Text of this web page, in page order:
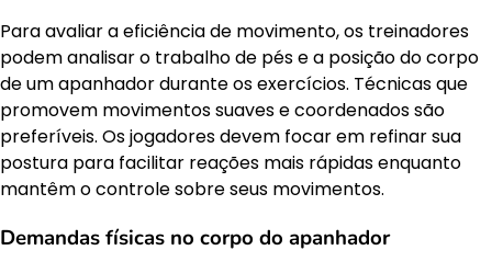
Para avaliar a eficiência de movimento, os treinadores
podem analisar o trabalho de pés e a posição do corpo
de um apanhador durante os exercícios. Técnicas que
promovem movimentos suaves e coordenados são
preferíveis. Os jogadores devem focar em refinar sua
postura para facilitar reações mais rápidas enquanto
mantêm o controle sobre seus movimentos.
Demandas físicas no corpo do apanhador